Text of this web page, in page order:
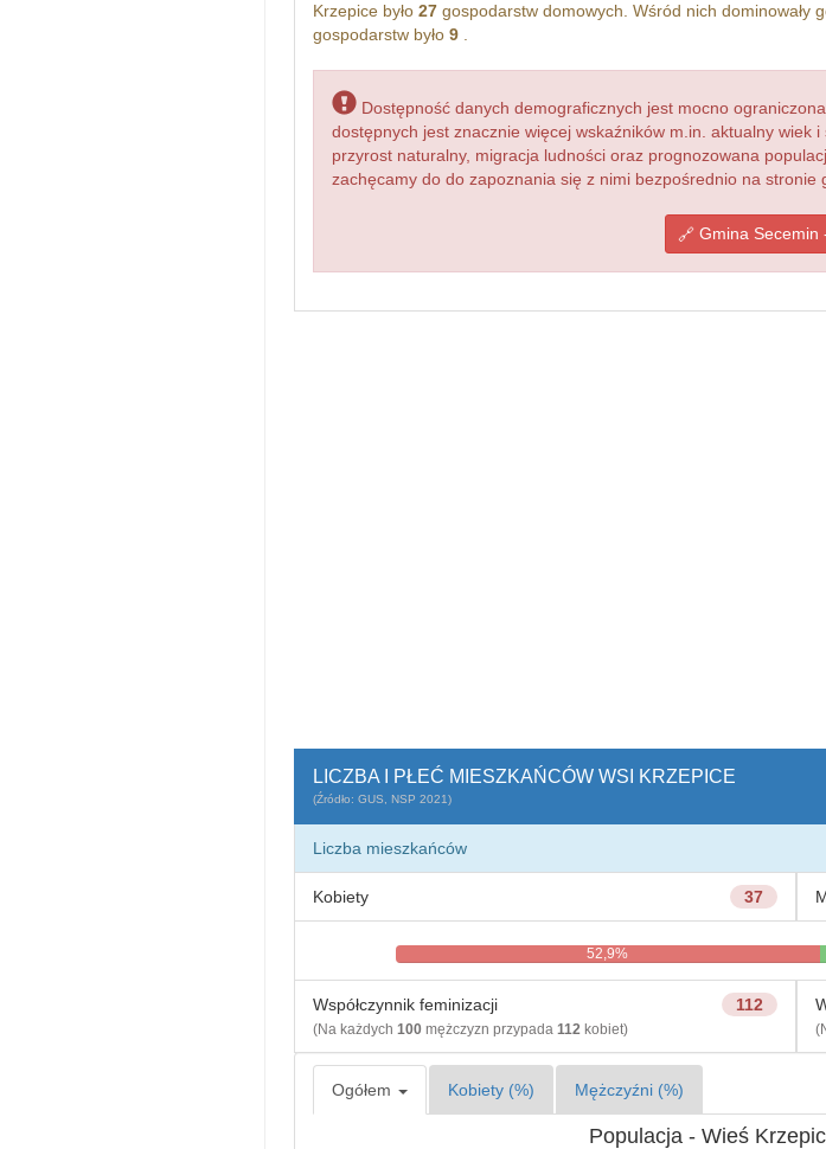
Krzepice było 27gospodarstw domowych. Wśród nich dominowały
gospodarstw było 9.
Dostępność danych demograficznych jest mocno
dostępnych jest znacznie więcej wskaźników m.in. aktualny wiek
przyrost naturalny, migracja ludności oraz prognozowana
zachęcamy do do zapoznania się z nimi bezpośrednio na stronie
Gmina Secemin
LICZBA I PŁEĆ MIESZKAŃCÓW WSI KRZEPICE
(Źródło: GUS, NSP 2021)
Liczba mieszkańców
37
Kobiety
52,9%
112
Współczynnik feminizacji
(Na każdych 100mężczyzn przypada 112kobiet)
Ogółem Kobiety (%) Mężczyźni (%)
Populacja - Wieś